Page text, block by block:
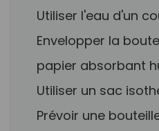
Utiliser l'eau d'un
Envelopper la
papier absorbant
Utiliser un sac
Prévoir une